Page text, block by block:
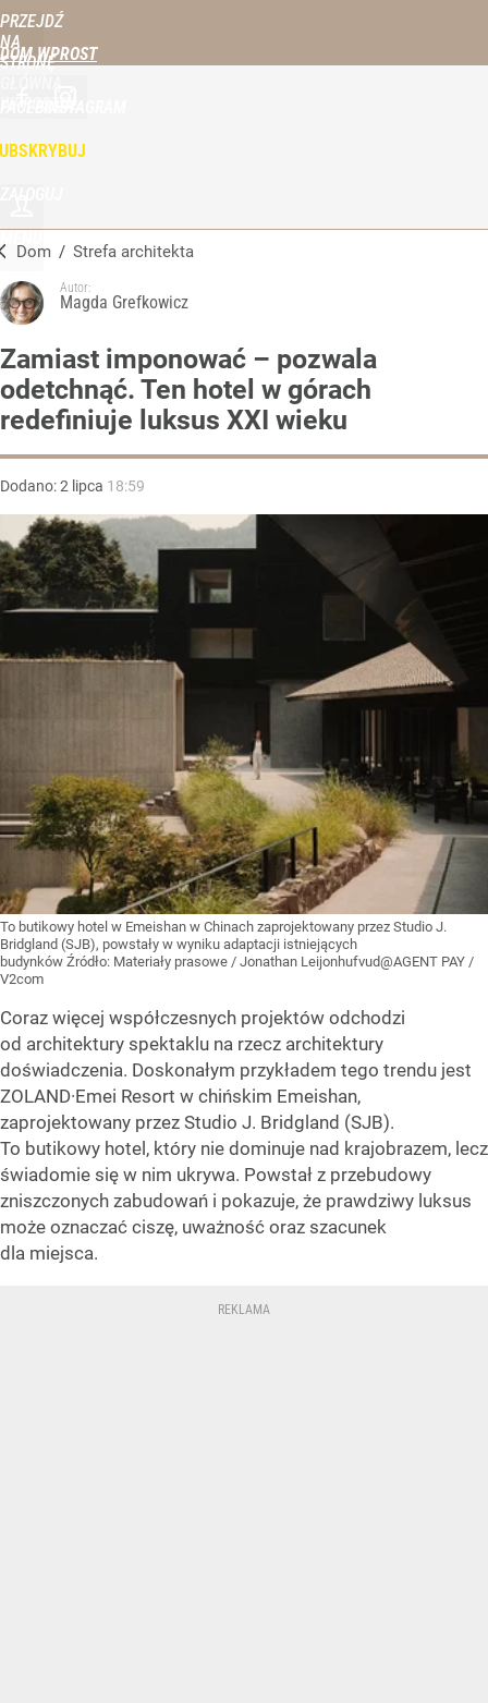
PRZEJDŹ
NA
STRONĘ
DOM WPROST
Dom / Strefa architekta
Autor:
Magda Grefkowicz
Zamiast imponować – pozwala
odetchnąć. Ten hotel w górach
redefiniuje luksus XXI wieku
Dodano:2 lipca 18:59
To butikowy hotel w Emeishan w Chinach zaprojektowany przez Studio J.
Bridgland (SJB), powstały w wyniku adaptacji istniejących
budynków Źródło: Materiały prasowe / Jonathan Leijonhufvud@AGENT PAY /
V2com
Coraz więcej współczesnych projektów odchodzi
od architektury spektaklu na rzecz architektury
doświadczenia. Doskonałym przykładem tego trendu jest
ZOLAND·Emei Resort w chińskim Emeishan,
zaprojektowany przez Studio J. Bridgland (SJB).
To butikowy hotel, który nie dominuje nad krajobrazem, lecz
świadomie się w nim ukrywa. Powstał z przebudowy
zniszczonych zabudowań i pokazuje, że prawdziwy luksus
może oznaczać ciszę, uważność oraz szacunek
dla miejsca.